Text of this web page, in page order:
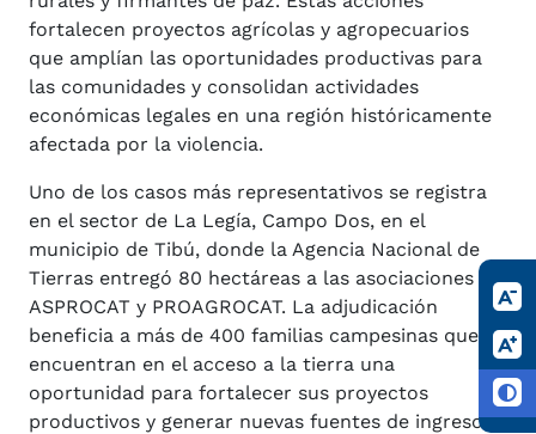
fortalecen proyectos agrícolas y agropecuarios
que amplían las oportunidades productivas para
las comunidades y consolidan actividades
económicas legales en una región históricamente
afectada por la violencia.
Uno de los casos más representativos se registra
en el sector de La Legía, Campo Dos, en el
municipio de Tibú, donde la Agencia Nacional de
Tierras entregó 80 hectáreas a las asociaciones
ASPROCAT y PROAGROCAT. La adjudicación
beneficia a más de 400 familias campesinas que
encuentran en el acceso a la tierra una
oportunidad para fortalecer sus proyectos
productivos y generar nuevas fuentes de ingreso